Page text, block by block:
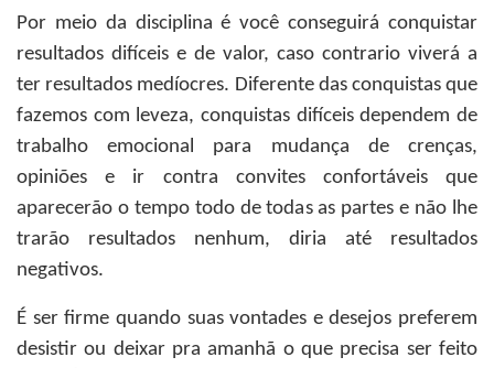
Por meio da disciplina é você conseguirá conquistar
resultados difíceis e de valor, caso contrario viverá a
ter resultados medíocres. Diferente das conquistas que
fazemos com leveza, conquistas difíceis dependem de
trabalho emocional para mudança de crenças,
opiniões e ir contra convites confortáveis que
aparecerão o tempo todo de todas as partes e não lhe
trarão resultados nenhum, diria até resultados
negativos.
É ser firme quando suas vontades e desejos preferem
desistir ou deixar pra amanhã o que precisa ser feito